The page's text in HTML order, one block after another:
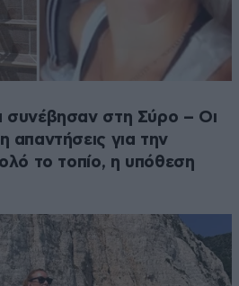
συνέβησαν στη Σύρο – Οι
απαντήσεις για την
το τοπίο, η υπόθεση